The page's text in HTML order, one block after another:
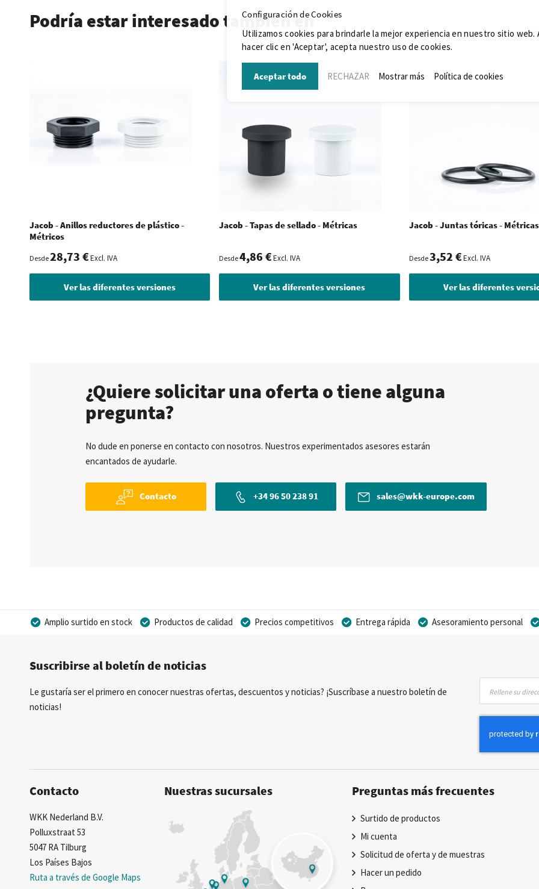
Podría estar interesado también en
Jacob - Anillos reductores de plástico -
Métricos
Desde28,73 €Excl. IVA
Ver las diferentes versiones
Jacob - Tapas de sellado - Métricas
Desde4,86 €Excl. IVA
Ver las diferentes versiones
Jacob - Juntas tóricas - Métricas
Desde3,52 €Excl. IVA
Ver las diferentes
¿Quiere solicitar una oferta o tiene alguna
pregunta?
No dude en ponerse en contacto con nosotros. Nuestros experimentados asesores estarán
encantados de ayudarle.
Contacto +34 96 50 238 91 sales@wkk-europe.com
Amplio surtido en stock Productos de calidad Precios competitivos Entrega rápida
Asesoramiento personal
Suscribirse al boletín de noticias
Le gustaría ser el primero en conocer nuestras ofertas, descuentos y noticias? ¡Suscríbase a nuestro boletín de
noticias!
nuestro
boletín
Contacto
WKK Nederland B.V.
Polluxstraat 53
5047 RA Tilburg
Los Países Bajos
Ruta a través de Google Maps
Nuestras sucursales Preguntas más frecuentes
Surtido de productos
Mi cuenta
Solicitud de oferta y de muestras
Hacer un pedido
Configuración de Cookies
Utilizamos cookies para brindarle la mejor experiencia en nuestro sitio web.
hacer clic en 'Aceptar', acepta nuestro uso de cookies.
Aceptar todo RECHAZAR Mostrar más Política de cookies